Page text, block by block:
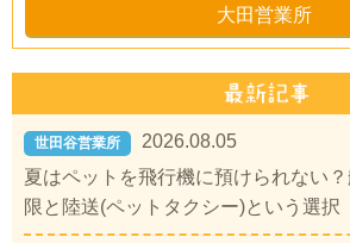
大田営業所
世田谷営業所
2026.08.05
夏はペットを飛行機に預けられない
限と陸送(ペットタクシー)という選択